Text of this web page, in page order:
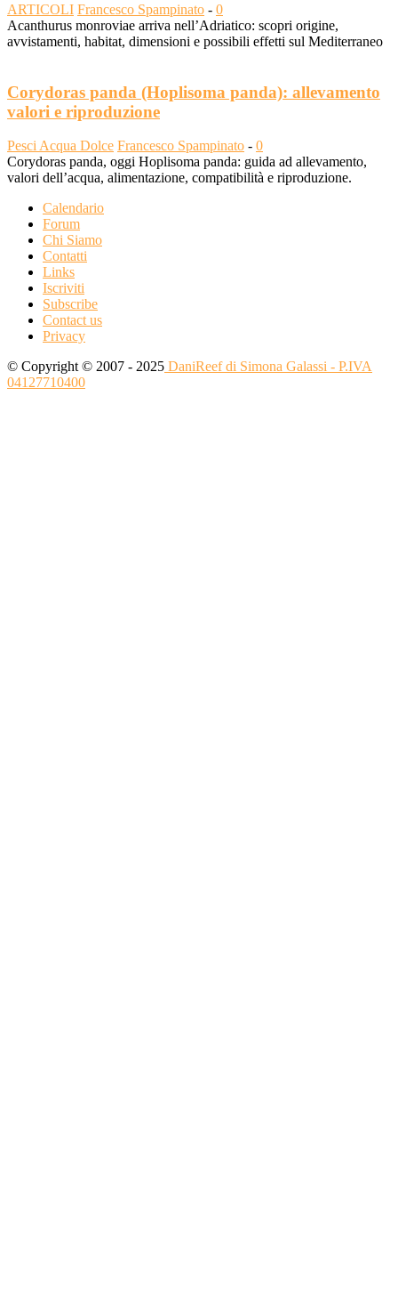
ARTICOLI Francesco Spampinato - 0
Acanthurus monroviae arriva nell’Adriatico: scopri origine,
avvistamenti, habitat, dimensioni e possibili effetti sul Mediterraneo
Corydoras panda (Hoplisoma panda): allevamento
valori e riproduzione
Pesci Acqua Dolce Francesco Spampinato - 0
Corydoras panda, oggi Hoplisoma panda: guida ad allevamento,
valori dell’acqua, alimentazione, compatibilità e riproduzione.
Calendario
Forum
Chi Siamo
Contatti
Links
Iscriviti
Subscribe
Contact us
Privacy
© Copyright © 2007 - 2025 DaniReef di Simona Galassi - P.IVA
04127710400